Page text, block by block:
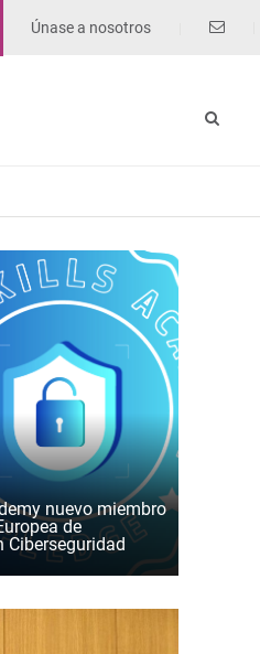
Únase a nosotros
nuevo miembro
de
Ciberseguridad